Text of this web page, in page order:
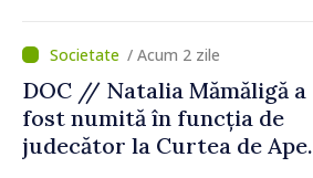
/ Acum 2 zile
DOC // Natalia Mămăligă a
fost numită în funcția de
judecător la Curtea de Apel